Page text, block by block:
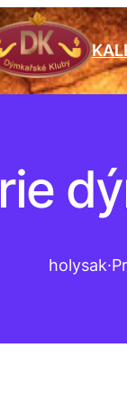
holysak·